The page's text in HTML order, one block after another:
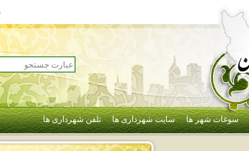
سوغات شهر ها سایت شهرداری ها تلفن شهرداری ها